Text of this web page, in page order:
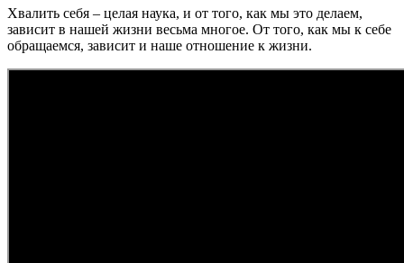
Хвалить себя – целая наука, и от того, как мы это делаем,
зависит в нашей жизни весьма многое. От того, как мы к себе
обращаемся, зависит и наше отношение к жизни.